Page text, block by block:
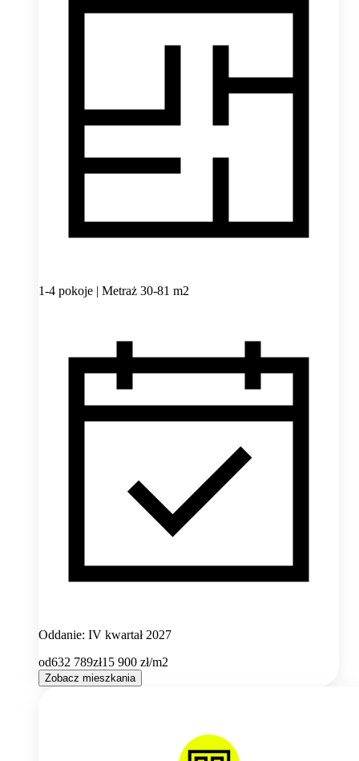
1-4 pokoje | Metraż 30-81 m2
Oddanie: IV kwartał 2027
od632 789zł15 900 zł/m2
Zobacz mieszkania